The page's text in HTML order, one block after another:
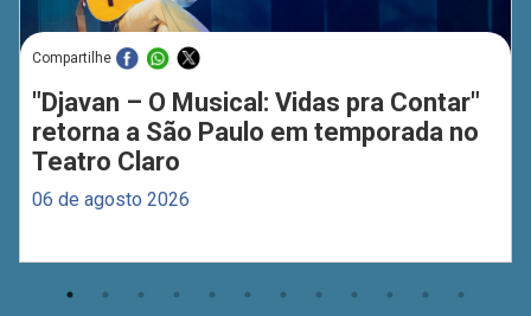
Compartilhe
"Djavan – O Musical: Vidas pra Contar"
retorna a São Paulo em temporada no
Teatro Claro
06 de agosto 2026